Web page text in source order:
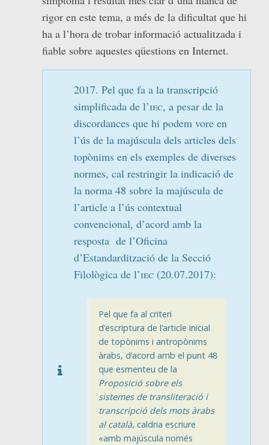
rigor en este tema, a més de la dificultat que hi
ha a l’hora de trobar informació actualitzada i
fiable sobre aquestes qüestions en Internet.
2017. Pel que fa a la transcripció
simplificada de l’iec, a pesar de la
discordances que hi podem vore en
l’ús de la majúscula dels articles dels
topònims en els exemples de diverses
normes, cal restringir la indicació de
la norma 48 sobre la majúscula de
l’article a l’ús contextual
convencional, d’acord amb la
resposta de l’Oficina
d’Estandardització de la Secció
Filològica de l’iec(20.07.2017):
Pel que fa al criteri
d’escriptura de l’article inicial
de topònims i antropònims
àrabs, d’acord amb el punt 48
que esmenteu de la
Proposició sobre els
sistemes de transliteració i
transcripció dels mots àrabs
al català, caldria escriure
«amb majúscula només